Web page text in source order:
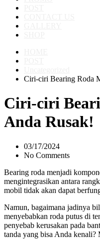
Ciri-ciri Bearing Roda
Ciri-ciri
Anda Rusak!
03/17/2024
No Comments
Bearing roda menjadi
mengintegrasikan antara
mobil tidak akan dapat
Namun, bagaimana jadinya
menyebabkan roda putus di
penyebab kerusakan pada
tanda yang bisa Anda kenali?